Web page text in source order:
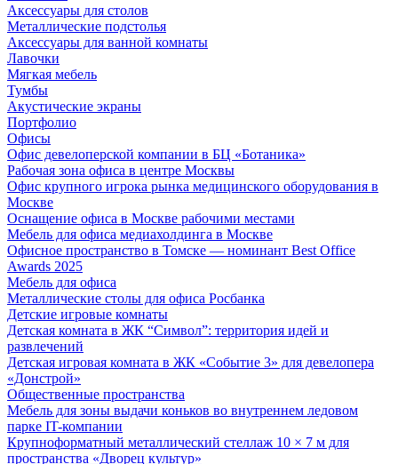
Аксессуары для столов
Металлические подстолья
Аксессуары для ванной комнаты
Лавочки
Мягкая мебель
Тумбы
Акустические экраны
Портфолио
Офисы
Офис девелоперской компании в БЦ «Ботаника»
Рабочая зона офиса в центре Москвы
Офис крупного игрока рынка медицинского оборудования в
Москве
Оснащение офиса в Москве рабочими местами
Мебель для офиса медиахолдинга в Москве
Офисное пространство в Томске — номинант Best Office
Awards 2025
Мебель для офиса
Металлические столы для офиса Росбанка
Детские игровые комнаты
Детская комната в ЖК “Символ”: территория идей и
развлечений
Детская игровая комната в ЖК «Событие 3» для девелопера
«Донстрой»
Общественные пространства
Мебель для зоны выдачи коньков во внутреннем ледовом
парке IT-компании
Крупноформатный металлический стеллаж 10 × 7 м для
пространства «Дворец культур»